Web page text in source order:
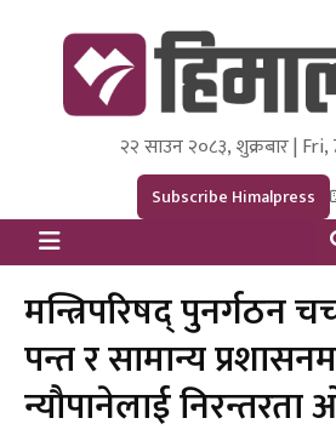
Himal Press
Dot NewsyNepal Media and
२२ साउन २०८३, शुक्रबार |
Subscribe Himalpress
मन्त्रिपरिषद् पुनर्गठन
पन्त र सामान्य
न्यौपानेलाई